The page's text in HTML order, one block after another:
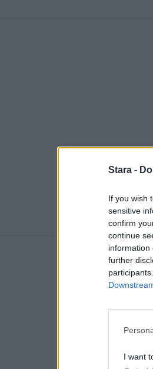
Stara -
If you wish
sensitive
confirm
continue
information
further
I want